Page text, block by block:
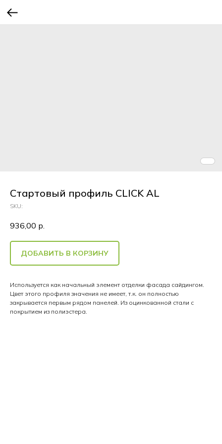
Стартовый профиль CLICK AL
SKU:
936,00 р.
ДОБАВИТЬ В КОРЗИНУ
Используется как начальный элемент отделки фасада сайдингом.
Цвет этого профиля значения не имеет, т.к. он полностью
закрывается первым рядом панелей. Из оцинкованной стали с
покрытием из полиэстера.